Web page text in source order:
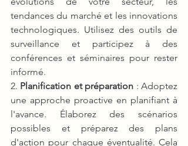
tendances du marché et les innovations
technologiques. Utilisez des outils de
surveillance et participez à des
conférences et séminaires pour rester
informé.
2. Planification et préparation : Adoptez
une approche proactive en planifiant à
l'avance. Élaborez des scénarios
possibles et préparez des plans
d'action pour chaque éventualité. Cela